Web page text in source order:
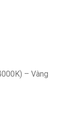
– Vàng